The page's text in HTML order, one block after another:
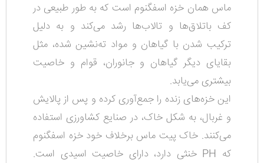
ماس همان خزه اسفگنوم است که به طور طبیعی در
کف باتلاق‌ها و تالاب‌ها رشد می‌کند و به دلیل
ترکیب شدن با گیاهان و مواد ته‌نشین شده، مثل
بقایای دیگر گیاهان و جانوران، قوام و خاصیت
بیشتری می‌یابد.
این خزه‌های زنده را جمع‌آوری کرده و پس از پالایش
و غربال، به شکل خاک، در صنایع کشاورزی استفاده
می‌کنند. خاک پیت ماس برخلاف خود خزه اسفگنوم
که PH خنثی دارد، دارای خاصیت اسیدی است.